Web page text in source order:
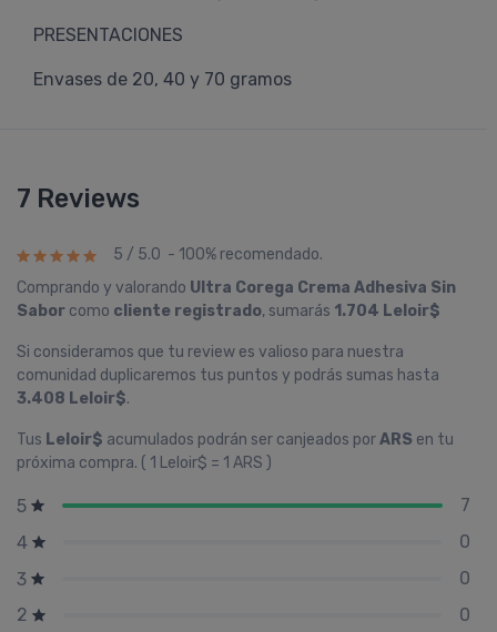
PRESENTACIONES
Envases de 20, 40 y 70 gramos
7 Reviews
5 / 5.0 - 100% recomendado.
Comprando y valorando Ultra Corega Crema Adhesiva Sin
Sabor como cliente registrado, sumarás 1.704 Leloir$
Si consideramos que tu review es valioso para nuestra
comunidad duplicaremos tus puntos y podrás sumas hasta
3.408 Leloir$.
Tus Leloir$ acumulados podrán ser canjeados porARS en tu
próxima compra. ( 1 Leloir$ = 1 ARS )
5
7
4
0
3
0
2
0